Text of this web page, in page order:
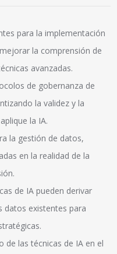
para la implementación
la comprensión de
avanzadas.
de gobernanza de
la validez y la
la IA.
la gestión de datos,
en la realidad de la
de IA pueden derivar
datos existentes para
de las técnicas de IA en el